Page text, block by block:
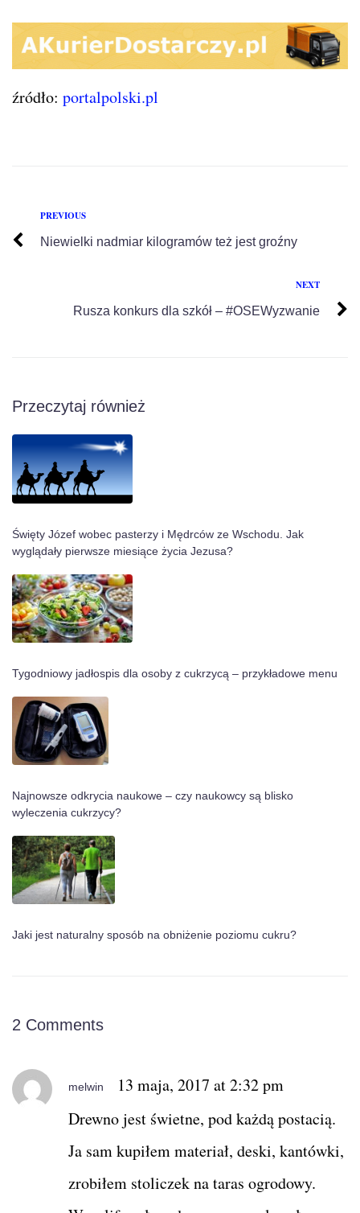
źródło: portalpolski.pl
PREVIOUS
Niewielki nadmiar kilogramów też jest groźny
NEXT
Rusza konkurs dla szkół – #OSEWyzwanie
Przeczytaj również
Święty Józef wobec pasterzy i Mędrców ze Wschodu. Jak
wyglądały pierwsze miesiące życia Jezusa?
Tygodniowy jadłospis dla osoby z cukrzycą – przykładowe menu
Najnowsze odkrycia naukowe – czy naukowcy są blisko
wyleczenia cukrzycy?
Jaki jest naturalny sposób na obniżenie poziomu cukru?
2 Comments
melwin
13 maja, 2017 at 2:32 pm
Drewno jest świetne, pod każdą postacią.
Ja sam kupiłem materiał, deski, kantówki,
zrobiłem stoliczek na taras ogrodowy.